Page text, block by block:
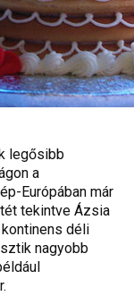
legősibb
a
Európában már
tekintve Ázsia
déli
nagyobb